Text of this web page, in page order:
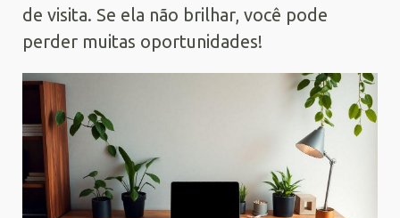
de visita. Se ela não brilhar, você pode
perder muitas oportunidades!